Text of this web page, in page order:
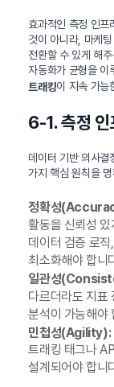
효과적인 측정 인프
것이 아니라, 마케
전환할 수 있게 해
자동화가 균형을
트래킹이 지속 가능
6-1. 측정 인
데이터 기반 의사결
가지 핵심 원칙을
정확성
활동을 신뢰성
데이터 검증 로
최소화해야 합니
일관성
다르더라도 지표
분석이 가능해야
민첩성(Agility):
트래킹 태그나
설계되어야 합니